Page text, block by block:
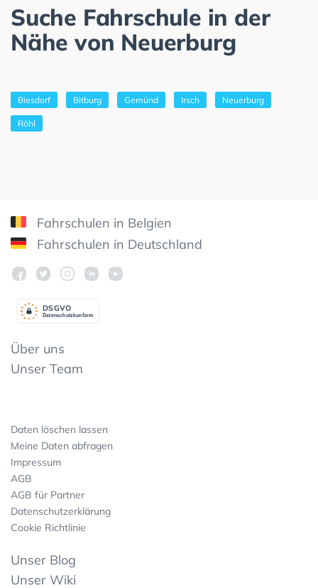
Suche Fahrschule in der
Nähe von Neuerburg
Biesdorf Bitburg Gemünd Irsch Neuerburg
Röhl
Fahrschulen in Belgien
Fahrschulen in Deutschland
Datenschutzkonform
DSGVO
Über uns
Unser Team
Daten löschen lassen
Meine Daten abfragen
Impressum
AGB
AGB für Partner
Datenschutzerklärung
Cookie Richtlinie
Unser Blog
Unser Wiki